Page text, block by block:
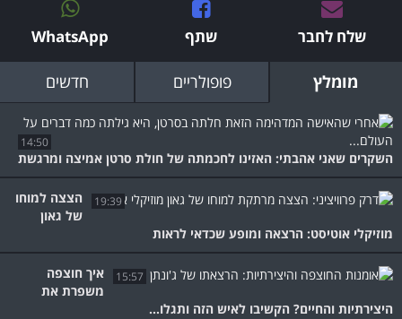
שלח לחבר שתף WhatsApp
מומלץ פופולריים חדשים
14:50
השקרים שאני אהבתי: האזינו לחכמתה של חולת סרטן אמיצה ומרגשת
19:39
הצצה למוחו
של גאון
מוזיקלי אוטיסט: הרצאה ומופע שכדאי לראות
15:57
איך חוצפה
משפרת את
היצירתיות והחיים? הקשיבו לאיש הזה ותגלו...